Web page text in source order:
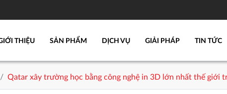
THIỆU SẢN PHẨM DỊCH VỤ GIẢI PHÁP TIN TỨC
Qatar xây trường học bằng công nghệ in 3D lớn nhất thế giới